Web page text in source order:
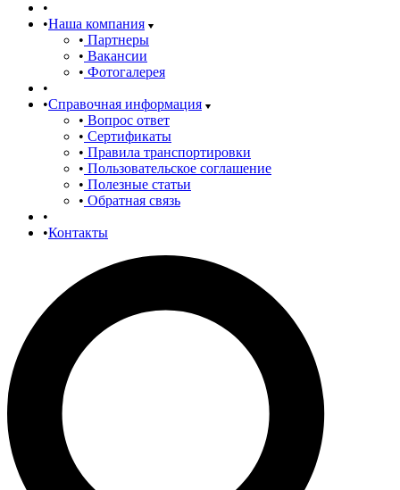
Наша компания
Партнеры
Вакансии
Фотогалерея
Справочная информация
Вопрос ответ
Сертификаты
Правила транспортировки
Пользовательское соглашение
Полезные статьи
Обратная связь
Контакты